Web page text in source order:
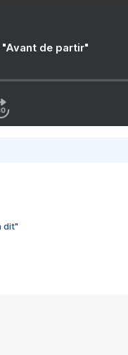
"Avant de partir"
dit"